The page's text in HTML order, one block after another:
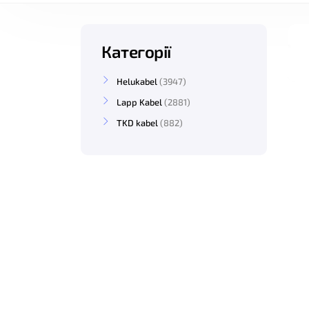
Категорії
Helukabel
3947
Lapp Kabel
2881
TKD kabel
882